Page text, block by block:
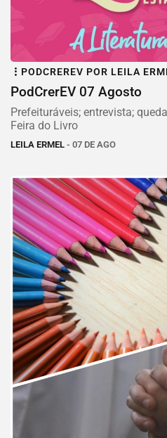
PODCREREV POR LEILA
PodCrerEV 07 Agosto
Prefeituráveis; entrevista;
Feira do Livro
LEILA ERMEL - 07 DE AGO